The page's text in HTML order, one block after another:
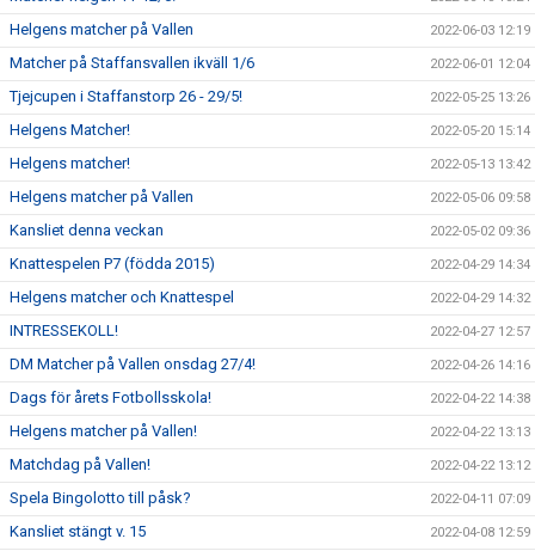
Helgens matcher på Vallen 2022-06-03 12:19
Matcher på Staffansvallen ikväll 1/6 2022-06-01 12:04
Tjejcupen i Staffanstorp 26 - 29/5! 2022-05-25 13:26
Helgens Matcher! 2022-05-20 15:14
Helgens matcher! 2022-05-13 13:42
Helgens matcher på Vallen 2022-05-06 09:58
Kansliet denna veckan 2022-05-02 09:36
Knattespelen P7 (födda 2015) 2022-04-29 14:34
Helgens matcher och Knattespel 2022-04-29 14:32
INTRESSEKOLL! 2022-04-27 12:57
DM Matcher på Vallen onsdag 27/4! 2022-04-26 14:16
Dags för årets Fotbollsskola! 2022-04-22 14:38
Helgens matcher på Vallen! 2022-04-22 13:13
Matchdag på Vallen! 2022-04-22 13:12
Spela Bingolotto till påsk? 2022-04-11 07:09
Kansliet stängt v. 15 2022-04-08 12:59